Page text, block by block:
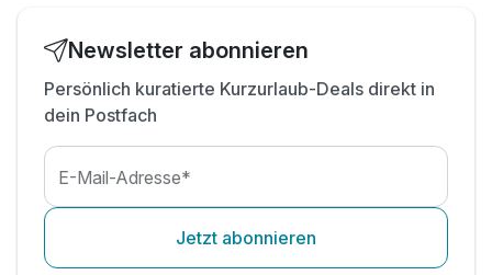
inkl. W-LAN Nutzung
Newsletter abonnieren
Persönlich kuratierte Kurzurlaub-Deals direkt in
dein Postfach
E-Mail-Adresse*
Jetzt abonnieren